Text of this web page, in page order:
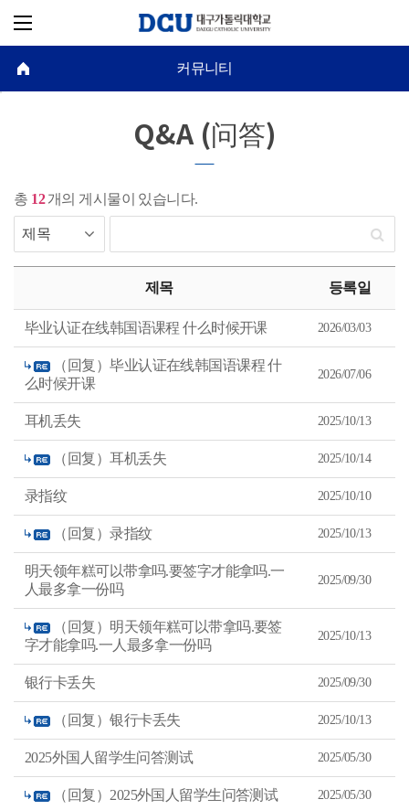
커뮤니티
Q&A (问答)
총 12개의 게시물이 있습니다.
(问
答)
시
물
록
을
등
록
일
내
림
차
으
로
정
된
표
제목 등록일
毕业认证在线韩国语课程 什么时候开课 2026/03/03
（回复）毕业认证在线韩国语课程 什
么时候开课
2026/07/06
耳机丢失 2025/10/13
（回复）耳机丢失 2025/10/14
录指纹 2025/10/10
（回复）录指纹 2025/10/13
明天领年糕可以带拿吗.要签字才能拿吗.一
人最多拿一份吗
2025/09/30
（回复）明天领年糕可以带拿吗.要签
字才能拿吗.一人最多拿一份吗
2025/10/13
银行卡丢失 2025/09/30
（回复）银行卡丢失 2025/10/13
2025外国人留学生问答测试 2025/05/30
（回复）2025外国人留学生问答测试 2025/05/30